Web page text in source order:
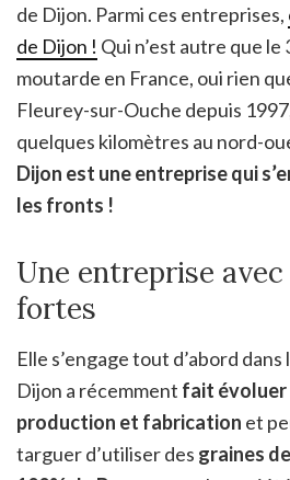
de Dijon. Parmi ces entreprises,
de Dijon ! Qui n’est autre que
moutarde en France, oui rien
Fleurey-sur-Ouche depuis
quelques kilomètres au nord-
Dijon est une entreprise qui
les fronts !
Une entreprise
fortes
Elle s’engage tout d’abord
Dijon a récemment fait évoluer
production et fabrication et
targuer d’utiliser des graines